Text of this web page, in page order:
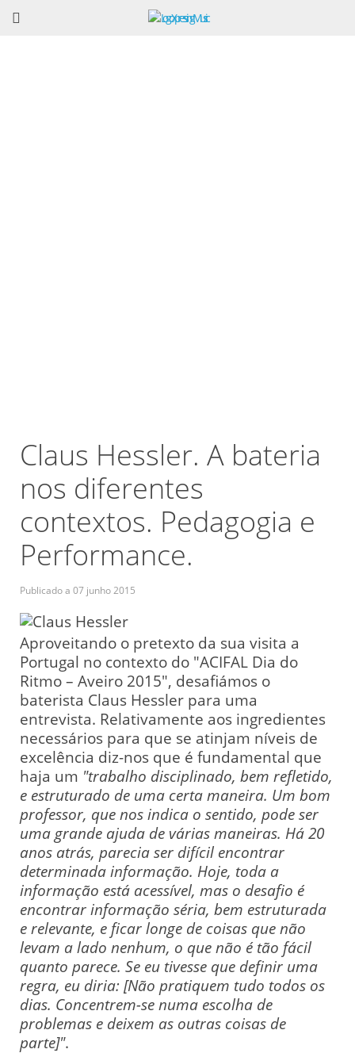
Claus Hessler. A bateria
nos diferentes
contextos. Pedagogia e
Performance.
Publicado a 07 junho 2015
Aproveitando o pretexto da sua visita a
Portugal no contexto do "ACIFAL Dia do
Ritmo – Aveiro 2015", desafiámos o
baterista Claus Hessler para uma
entrevista. Relativamente aos ingredientes
necessários para que se atinjam níveis de
excelência diz-nos que é fundamental que
haja um "trabalho disciplinado, bem refletido,
e estruturado de uma certa maneira. Um bom
professor, que nos indica o sentido, pode ser
uma grande ajuda de várias maneiras. Há 20
anos atrás, parecia ser difícil encontrar
determinada informação. Hoje, toda a
informação está acessível, mas o desafio é
encontrar informação séria, bem estruturada
e relevante, e ficar longe de coisas que não
levam a lado nenhum, o que não é tão fácil
quanto parece. Se eu tivesse que definir uma
regra, eu diria: [Não pratiquem tudo todos os
dias. Concentrem-se numa escolha de
problemas e deixem as outras coisas de
parte]".